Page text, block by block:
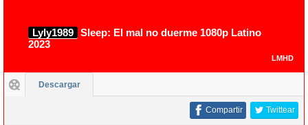
Lyly1989 Sleep: El mal no duerme 1080p Latino
2023
LMHD
Descargar
Twittear
Compartir